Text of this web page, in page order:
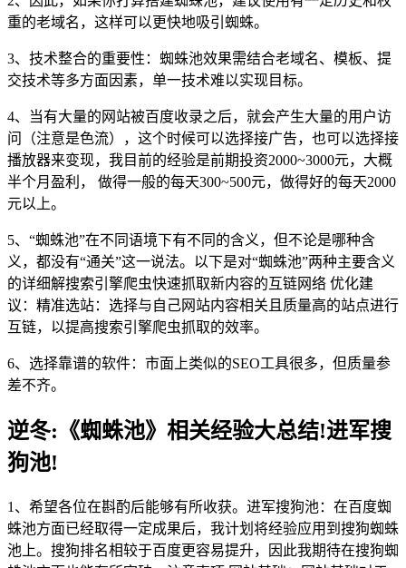
重的老域名，这样可以更快地吸引蜘蛛。
3、技术整合的重要性：蜘蛛池效果需结合老域名、模板、提
交技术等多方面因素，单一技术难以实现目标。
4、当有大量的网站被百度收录之后，就会产生大量的用户访
问（注意是色流），这个时候可以选择接广告，也可以选择接
播放器来变现，我目前的经验是前期投资2000~3000元，大概
半个月盈利， 做得一般的每天300~500元，做得好的每天2000
元以上。
5、“蜘蛛池”在不同语境下有不同的含义，但不论是哪种含
义，都没有“通关”这一说法。以下是对“蜘蛛池”两种主要含义
的详细解搜索引擎爬虫快速抓取新内容的互链网络 优化建
议：精准选站：选择与自己网站内容相关且质量高的站点进行
互链，以提高搜索引擎爬虫抓取的效率。
6、选择靠谱的软件：市面上类似的SEO工具很多，但质量参
差不齐。
逆冬:《蜘蛛池》相关经验大总结!进军搜
狗池!
1、希望各位在斟酌后能够有所收获。进军搜狗池：在百度蜘
蛛池方面已经取得一定成果后，我计划将经验应用到搜狗蜘蛛
池上。搜狗排名相较于百度更容易提升，因此我期待在搜狗蜘